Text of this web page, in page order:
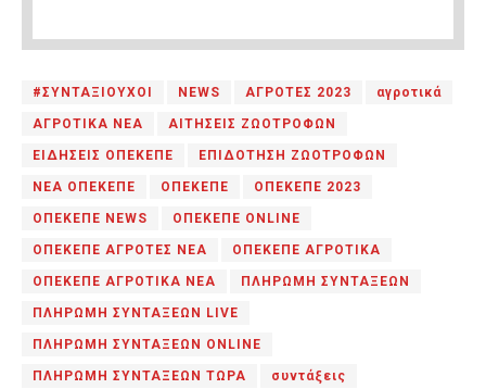
#ΣΥΝΤΑΞΙΟΥΧΟΙ NEWS ΑΓΡΟΤΕΣ 2023 αγροτικά
ΑΓΡΟΤΙΚΑ ΝΕΑ ΑΙΤΗΣΕΙΣ ΖΩΟΤΡΟΦΩΝ
ΕΙΔΗΣΕΙΣ ΟΠΕΚΕΠΕ ΕΠΙΔΟΤΗΣΗ ΖΩΟΤΡΟΦΩΝ
ΝΕΑ ΟΠΕΚΕΠΕ ΟΠΕΚΕΠΕ ΟΠΕΚΕΠΕ 2023
ΟΠΕΚΕΠΕ NEWS ΟΠΕΚΕΠΕ ONLINE
ΟΠΕΚΕΠΕ ΑΓΡΟΤΕΣ ΝΕΑ ΟΠΕΚΕΠΕ ΑΓΡΟΤΙΚΑ
ΟΠΕΚΕΠΕ ΑΓΡΟΤΙΚΑ ΝΕΑ ΠΛΗΡΩΜΗ ΣΥΝΤΑΞΕΩΝ
ΠΛΗΡΩΜΗ ΣΥΝΤΑΞΕΩΝ LIVE
ΠΛΗΡΩΜΗ ΣΥΝΤΑΞΕΩΝ ONLINE
ΠΛΗΡΩΜΗ ΣΥΝΤΑΞΕΩΝ ΤΩΡΑ συντάξεις